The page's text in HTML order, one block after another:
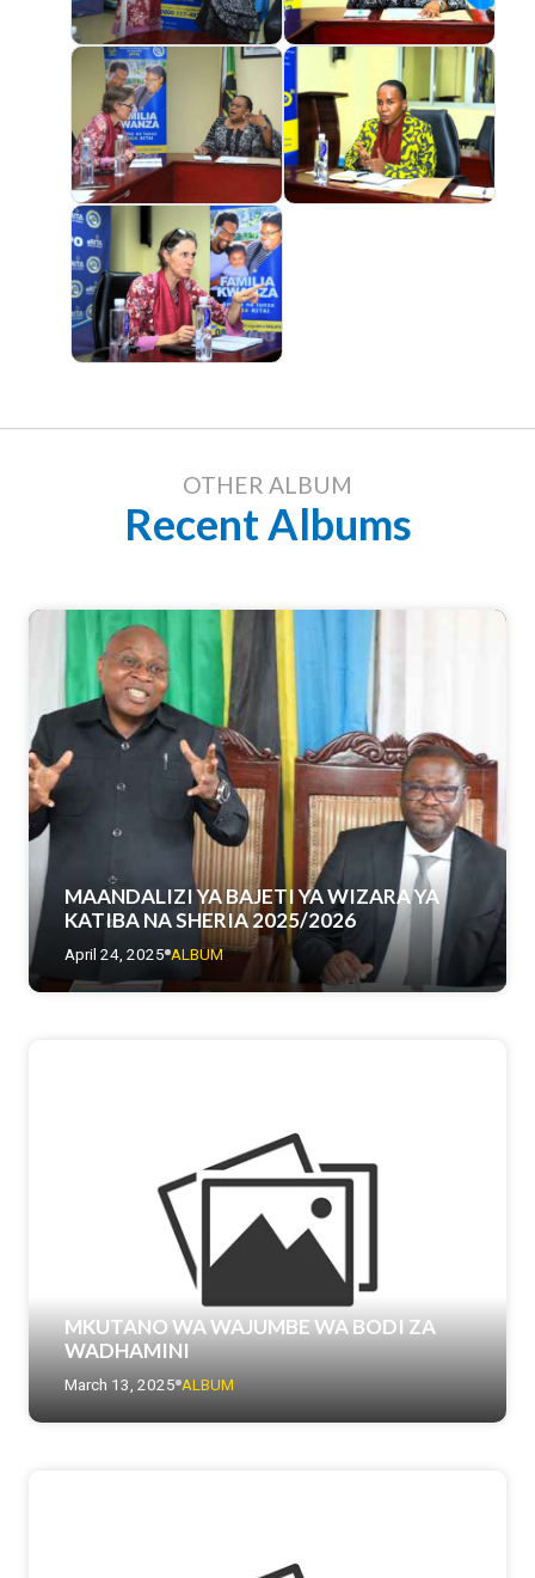
OTHER ALBUM
Recent Albums
MAANDALIZI YA BAJETI YA WIZARA YA
KATIBA NA SHERIA 2025/2026
April 24, 2025 ALBUM
MKUTANO WA WAJUMBE WA BODI ZA
WADHAMINI
March 13, 2025 ALBUM